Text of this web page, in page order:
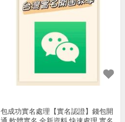
包成功實名處理【實名認證】錢包開